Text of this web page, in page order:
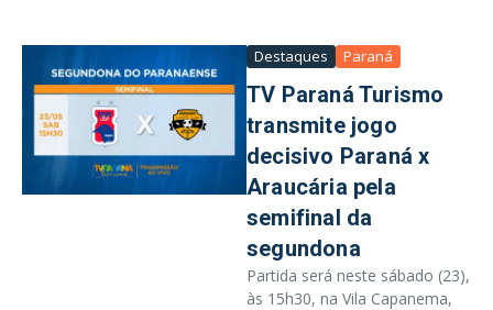
Destaques Paraná
TV Paraná Turismo
transmite jogo
decisivo Paraná x
Araucária pela
semifinal da
segundona
Partida será neste sábado (23),
às 15h30, na Vila Capanema,